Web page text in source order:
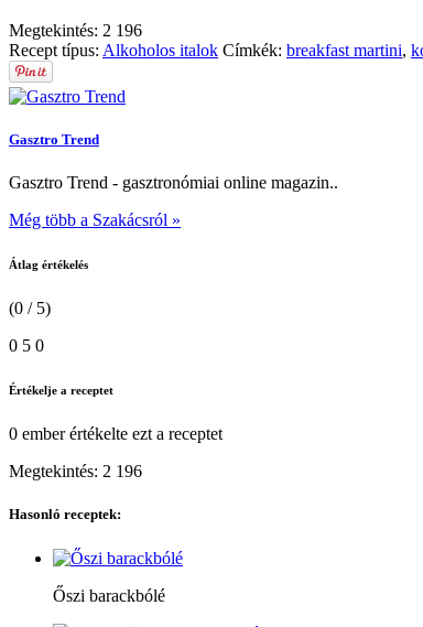
Megtekintés: 2 196
Recept típus: Alkoholos italok Címkék: breakfast martini,
Gasztro Trend
Gasztro Trend - gasztronómiai online magazin..
Még több a Szakácsról »
Átlag értékelés
(0 / 5)
0 5 0
Értékelje a receptet
0 emberértékelte ezt a receptet
Megtekintés: 2 196
Hasonló receptek:
Őszi barackbólé